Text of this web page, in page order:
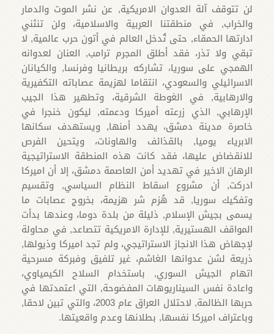
لن تتوقف آلة العدوان الامريكية, عن نشر الموت والدمار
والخراب, في منطقتنا العربية والاسلامية، ولن تنثني
ادارتها الحمقاء, حتى تُدخل العالم في أتون حرب عالمية, لا
تبقي ولا تذر، فقد أطلق المجرم ترامب, العنان لعدوانه
الهمجي على سوريا، تشاركه بريطانيا وفرنسا, والكيانان
الاسرائيلي والسعودي، انتقاما لهزيمة عصاباته التكفيرية
والارهابية, في الغوطة الشرقية، وتطهير هذا الجيب
الإرهابي, الذي زرعته أميركا ودعمته, ليكون خنجرا في
خاصرة مدينة دمشق، يهدد أمنها, ويستهدف سكانها
الابرياء يوميا, بالقذائف والهاونات، ويتحين الفرص
للانقضاض عليها، فقد كانت هذه المنطقة الاستراتيجية
الرهان الاخير في تهديد أمن العاصمة دمشق، إلا أن اميركا
ادركت, أن مشروع اسقاط النظام السياسي, وتقسيم
وتفكيك سوريا, قد هُزم شر هزيمة، بخروج عصابات ما
يسمى بجيش الإسلام, ذليلة من بلدة دوما، وعندها بدأت
المواقف الهستيرية, للإدارة الامريكية تتصاعد, في محاولة
لإجهاض هذا الانجاز الاستراتيجي، ولم تجد اميركا وذيولها,
ذريعة لشن عدوانها الغاشم، غير تلفيق وفبركة مسرحية
اتهام الجيش السوري, باستخدام السلاح الكيمياوي،
واعادة نفس السيناريوهات المفضوحة, التي اعتمدتها في
حربها الظالمة, لاحتلال العراق عام 2003، والتي تبين لاحقا,
وباعتراف اميركا نفسها, بطلانها وعدم واقعيتها.